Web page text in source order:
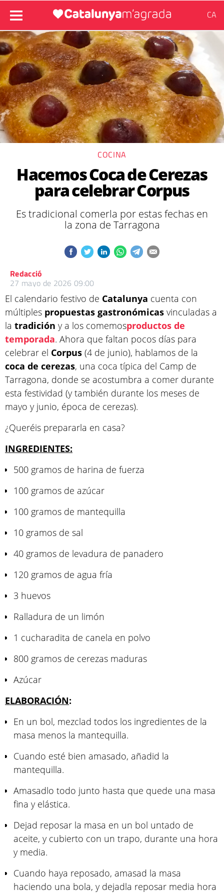
CA
COCINA
Hacemos Coca de Cerezas
para celebrar Corpus
Es tradicional comerla por estas fechas en
la zona de Tarragona
Redacció
27 mayo de 2026 09:00
El calendario festivo de Catalunya cuenta con
múltiples propuestas gastronómicas vinculadas a
la tradición y a los comemosproductos de
temporada. Ahora que faltan pocos días para
celebrar el Corpus (4 de junio), hablamos de la
coca de cerezas, una coca típica del Camp de
Tarragona, donde se acostumbra a comer durante
esta festividad (y también durante los meses de
mayo y junio, época de cerezas).
¿Queréis prepararla en casa?
INGREDIENTES:
500 gramos de harina de fuerza
100 gramos de azúcar
100 gramos de mantequilla
10 gramos de sal
40 gramos de levadura de panadero
120 gramos de agua fría
3 huevos
Ralladura de un limón
1 cucharadita de canela en polvo
800 gramos de cerezas maduras
Azúcar
ELABORACIÓN:
En un bol, mezclad todos los ingredientes de la
masa menos la mantequilla.
Cuando esté bien amasado, añadid la
mantequilla.
Amasadlo todo junto hasta que quede una masa
fina y elástica.
Dejad reposar la masa en un bol untado de
aceite, y cubierto con un trapo, durante una hora
y media.
Cuando haya reposado, amasad la masa
haciendo una bola, y dejadla reposar media hora